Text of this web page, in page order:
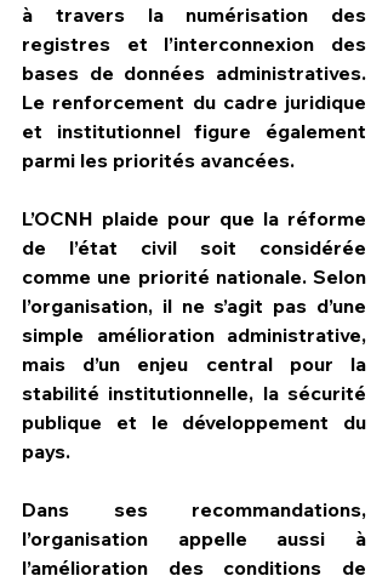
à travers la numérisation des
registres et l’interconnexion des
bases de données administratives.
Le renforcement du cadre juridique
et institutionnel figure également
parmi les priorités avancées.
L’OCNH plaide pour que la réforme
de l’état civil soit considérée
comme une priorité nationale. Selon
l’organisation, il ne s’agit pas d’une
simple amélioration administrative,
mais d’un enjeu central pour la
stabilité institutionnelle, la sécurité
publique et le développement du
pays.
Dans ses recommandations,
l’organisation appelle aussi à
l’amélioration des conditions de